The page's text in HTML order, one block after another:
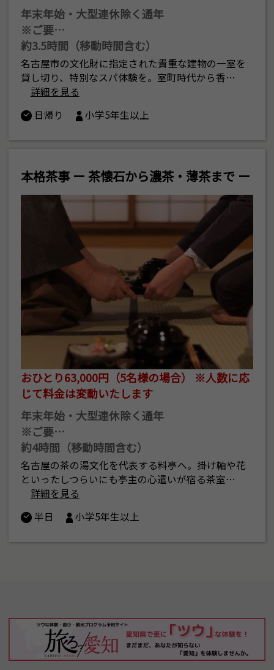
年末年始・大型連休除く通年
※ご要…
約3.5時間（移動時間含む）
名古屋市の文化財に指定された貴重な建物の一室を
貸し切り、特別なスパ体験を。室町時代から香…
詳細を見る
日帰り
小学5年生以上
本格茶事 ー 茶懐石から濃茶・薄茶まで ー
おひとり63,000円（5名様の場合） ※人数に応
じて料金は変動いたします
年末年始・大型連休除く通年
※ご要…
約4時間（移動時間含む）
名古屋の茶の湯文化を代表する料亭へ。掛け軸や花
といったしつらいにも亭主の心遣いが宿る茶室…
詳細を見る
半日
小学5年生以上